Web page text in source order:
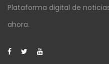
Plataforma digital de
ahora.